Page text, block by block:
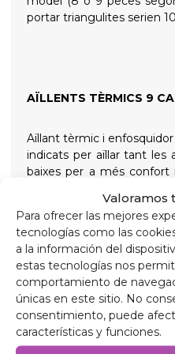
Valoramos
Para ofrecer las mejores
tecnologías como las
a la información del
estas tecnologías nos
comportamiento de
únicas en este sitio. No
consentimiento, puede
características y funciones.
portar triangulites serien 10
AÏLLENTS TÈRMICS 9
Aïllant tèrmic i
indicats per aïllar tant les
baixes per a més
foscor per a les nits
ventoses de rosca de
simplificar la seva
Composició
Alumini de 90 micres
a ratllades.
Polietilè expandit 2mm.
Pel·lícula d'alumini de
Polietilè expandit 2mm.